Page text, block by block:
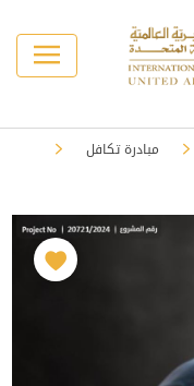
مبادرة تكافل